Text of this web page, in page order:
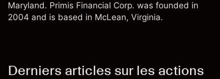
Maryland. Primis Financial Corp. was founded in
2004 and is based in McLean, Virginia.
Derniers articles sur les actions